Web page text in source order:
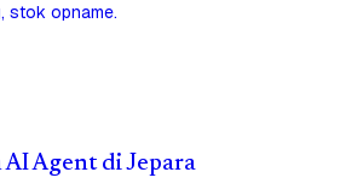
stok opname.
AI Agent di Jepara